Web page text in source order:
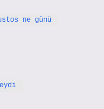
ne günü